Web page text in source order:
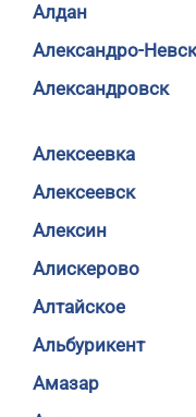
Алдан
Александро-
Александровск
Алексеевка
Алексеевск
Алексин
Алискерово
Алтайское
Альбурикент
Амазар